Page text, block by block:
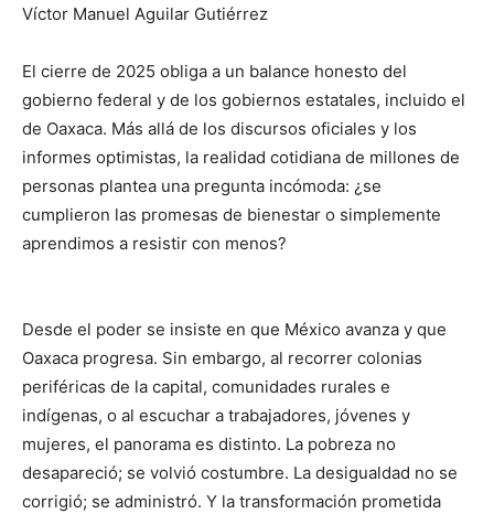
Víctor Manuel Aguilar Gutiérrez
El cierre de 2025 obliga a un balance honesto del
gobierno federal y de los gobiernos estatales, incluido el
de Oaxaca. Más allá de los discursos oficiales y los
informes optimistas, la realidad cotidiana de millones de
personas plantea una pregunta incómoda: ¿se
cumplieron las promesas de bienestar o simplemente
aprendimos a resistir con menos?
Desde el poder se insiste en que México avanza y que
Oaxaca progresa. Sin embargo, al recorrer colonias
periféricas de la capital, comunidades rurales e
indígenas, o al escuchar a trabajadores, jóvenes y
mujeres, el panorama es distinto. La pobreza no
desapareció; se volvió costumbre. La desigualdad no se
corrigió; se administró. Y la transformación prometida